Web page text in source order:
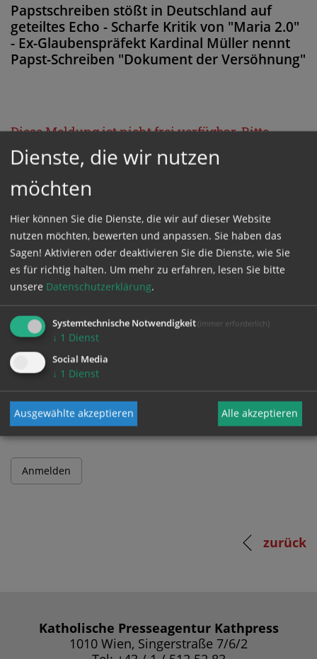
Papstschreiben stößt in Deutschland auf
geteiltes Echo - Scharfe Kritik von "Maria 2.0"
- Ex-Glaubenspräfekt Kardinal Müller nennt
Papst-Schreiben "Dokument der Versöhnung"
Diese Meldung ist nicht frei verfügbar. Bitte
loggen Sie sich ein, oder bestellen Sie das
GESCHÜTZTER BEREICH
Bitte melden Sie sich mit Ihrem Benutzernamen
und Passwort an.
Benutzername
Passwort
zurück
Katholische Presseagentur Kathpress
1010 Wien, Singerstraße 7/6/2
Dienste, die wir nutzen
möchten
Hier können Sie die Dienste, die wir auf dieser Website
nutzen möchten, bewerten und anpassen. Sie haben das
Sagen! Aktivieren oder deaktivieren Sie die Dienste, wie Sie
es für richtig halten. Um mehr zu erfahren, lesen Sie bitte
unsere Datenschutzerklärung.
Systemtechnische Notwendigkeit (immer erforderlich)
↓ 1 Dienst
Social Media
↓ 1 Dienst
Ausgewählte akzeptieren Alle akzeptieren